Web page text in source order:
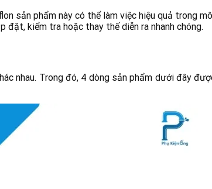
sản phẩm này có thể làm việc hiệu quả trong
kiểm tra hoặc thay thế diễn ra nhanh chóng.
nhau. Trong đó, 4 dòng sản phẩm dưới đây